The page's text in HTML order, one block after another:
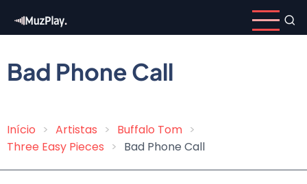
para
conteúdo
principal
Bad Phone Call
Trilha
Início Artistas
Buffalo Tom
Three Easy Pieces
Bad Phone Call